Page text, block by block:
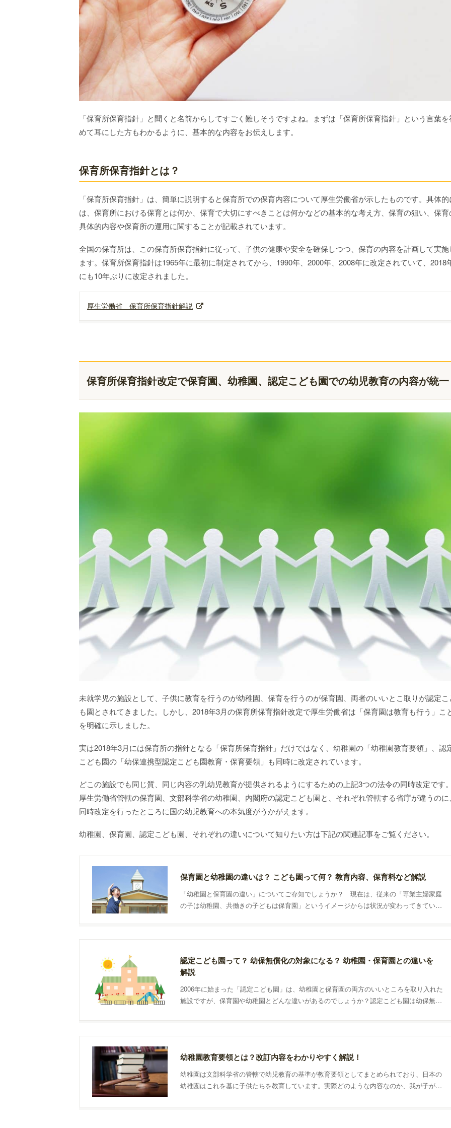
「保育所保育指針」と聞くと名前からしてすごく難しそうですよね。まずは「保育所保育指針」という言葉を
めて耳にした方もわかるように、基本的な内容をお伝えします。
保育所保育指針とは？
「保育所保育指針」は、簡単に説明すると保育所での保育内容について厚生労働省が示したものです。具体的
は、保育所における保育とは何か、保育で大切にすべきことは何かなどの基本的な考え方、保育の狙い、保育
具体的内容や保育所の運用に関することが記載されています。
全国の保育所は、この保育所保育指針に従って、子供の健康や安全を確保しつつ、保育の内容を計画して実施
ます。保育所保育指針は1965年に最初に制定されてから、1990年、2000年、2008年に改定されていて、2018
にも10年ぶりに改定されました。
厚生労働省 保育所保育指針解説
保育所保育指針改定で保育園、幼稚園、認定こども園での幼児教育の内容が統一
未就学児の施設として、子供に教育を行うのが幼稚園、保育を行うのが保育園、両者のいいとこ取りが認定こ
も園とされてきました。しかし、2018年3月の保育所保育指針改定で厚生労働省は「保育園は教育も行う」こ
を明確に示しました。
実は2018年3月には保育所の指針となる「保育所保育指針」だけではなく、幼稚園の「幼稚園教育要領」、認
こども園の「幼保連携型認定こども園教育・保育要領」も同時に改定されています。
どこの施設でも同じ質、同じ内容の乳幼児教育が提供されるようにするための上記3つの法令の同時改定です
厚生労働省管轄の保育園、文部科学省の幼稚園、内閣府の認定こども園と、それぞれ管轄する省庁が違うのに
同時改定を行ったところに国の幼児教育への本気度がうかがえます。
幼稚園、保育園、認定こども園、それぞれの違いについて知りたい方は下記の関連記事をご覧ください。
保育園と幼稚園の違いは？ こども園って何？ 教育内容、保育料など解説
「幼稚園と保育園の違い」についてご存知でしょうか？ 現在は、従来の「専業主婦家庭
の子は幼稚園、共働きの子どもは保育園」というイメージからは状況が変わってきていま
認定こども園って？ 幼保無償化の対象になる？ 幼稚園・保育園との違いを
解説
2006年に始まった「認定こども園」は、幼稚園と保育園の両方のいいところを取り入れた
施設ですが、保育園や幼稚園とどんな違いがあるのでしょうか？認定こども園は幼保無償
幼稚園教育要領とは？改訂内容をわかりやすく解説！
幼稚園は文部科学省の管轄で幼児教育の基準が教育要領としてまとめられており、日本の
幼稚園はこれを基に子供たちを教育しています。実際どのような内容なのか、我が子がど